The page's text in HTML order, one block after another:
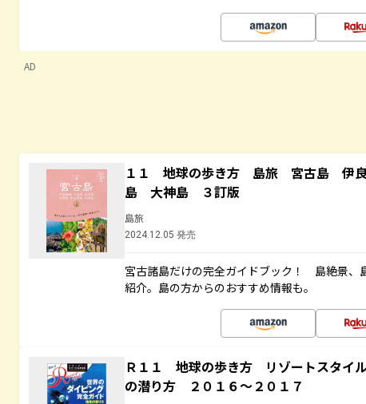
AD
１１ 地球の歩き方 島旅 宮古島 伊
島 大神島 ３訂版
島旅
2024.12.05 発売
宮古諸島だけの完全ガイドブック！ 島絶景、
紹介。島の方からのおすすめ情報も。
Ｒ１１ 地球の歩き方 リゾートスタ
の潜り方 ２０１６～２０１７